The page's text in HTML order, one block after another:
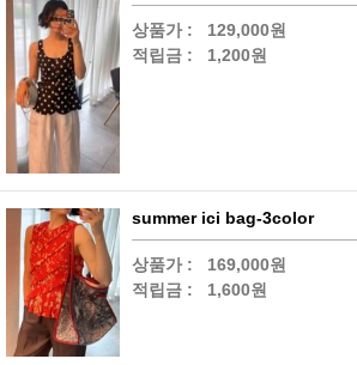
상품가 :
129,000원
적립금 :
1,200원
summer ici bag-3color
상품가 :
169,000원
적립금 :
1,600원